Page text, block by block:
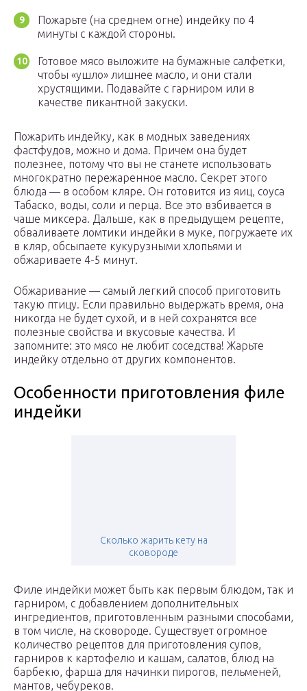
Пожарьте (на среднем огне) индейку по 4
минуты с каждой стороны.
Готовое мясо выложите на бумажные салфетки,
чтобы «ушло» лишнее масло, и они стали
хрустящими. Подавайте с гарниром или в
качестве пикантной закуски.
Пожарить индейку, как в модных заведениях
фастфудов, можно и дома. Причем она будет
полезнее, потому что вы не станете использовать
многократно пережаренное масло. Секрет этого
блюда — в особом кляре. Он готовится из яиц, соуса
Табаско, воды, соли и перца. Все это взбивается в
чаше миксера. Дальше, как в предыдущем рецепте,
обваливаете ломтики индейки в муке, погружаете их
в кляр, обсыпаете кукурузными хлопьями и
обжариваете 4-5 минут.
Обжаривание — самый легкий способ приготовить
такую птицу. Если правильно выдержать время, она
никогда не будет сухой, и в ней сохранятся все
полезные свойства и вкусовые качества. И
запомните: это мясо не любит соседства! Жарьте
индейку отдельно от других компонентов.
Особенности приготовления филе
индейки
Сколько жарить кету на
сковороде
Филе индейки может быть как первым блюдом, так и
гарниром, с добавлением дополнительных
ингредиентов, приготовленным разными способами,
в том числе, на сковороде. Существует огромное
количество рецептов для приготовления супов,
гарниров к картофелю и кашам, салатов, блюд на
барбекю, фарша для начинки пирогов, пельменей,
мантов, чебуреков.